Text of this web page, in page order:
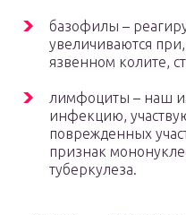
базофилы –
увеличиваются
язвенном колите,
лимфоциты – наш
инфекцию,
поврежденных
признак
туберкулеза.